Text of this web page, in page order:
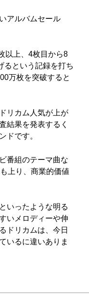
アルバムセール
以上、4枚目から8
るという記録を打ち
万枚を突破すると
リカム人気が上が
結果を発表するく
ドです。
番組のテーマ曲な
上り、商業的価値
いったような明る
いメロディーや伸
ドリカムは、今日
いるに違いありま